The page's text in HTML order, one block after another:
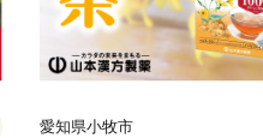
愛知県小牧市